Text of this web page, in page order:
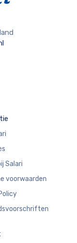
Salari
voorwaarden